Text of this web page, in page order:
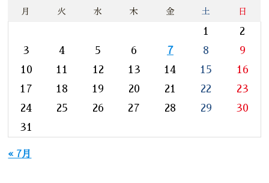
月 火 水 木 金 土 日
« 7月
1
2
3
4 5 6 7 8
9
10
11 12 13 14 15
16
17
18 19 20 21 22
23
24
25 26 27 28 29
30
31